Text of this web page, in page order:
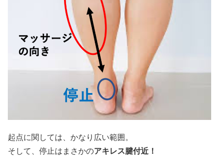
起点に関しては、かなり広い範囲。
そして、停止はまさかのアキレス腱付近！